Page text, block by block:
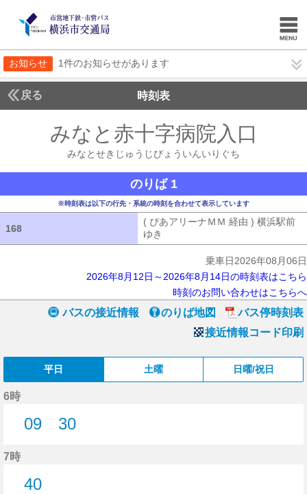
お知らせ 1件のお知らせがあります
戻る 時刻表
みなと赤十字病院入口
みなとせきじゅうじびょういんいりぐち
のりば 1
※時刻表は以下の行先・系統の時刻を合わせて表示しています
168
( ぴあアリーナＭＭ 経由 ) 横浜駅前
ゆき
乗車日2026年08月06日
2026年8月12日～2026年8月14日の時刻表はこちら
時刻のお問い合わせはこちらへ
バスの接近情報 のりば地図
バス停時刻表
接近情報コード印刷
平日 土曜 日曜/祝日
6時
09
30
7時
40